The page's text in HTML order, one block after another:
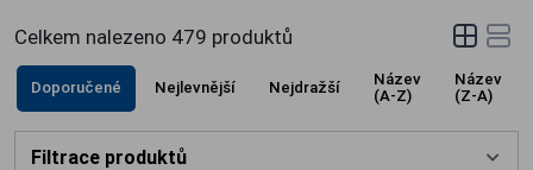
Celkem nalezeno 479 produktů
Doporučené Nejlevnější Nejdražší
Název
(A-Z)
Název
(Z-A)
Filtrace produktů